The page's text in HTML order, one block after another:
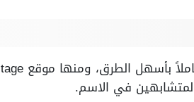
في الاسم.